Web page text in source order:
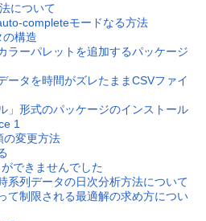
について
completeモードなる方法
の構造
ラーパレットを追加するパッケージ
ータを時間がズレたままCSVファイ
」形式のパッケージのインストール
1
の変更方法
できませんでした
系列データの日次分析方法について
て制限される最適解の求め方につい